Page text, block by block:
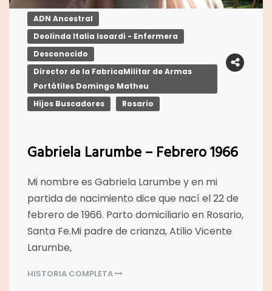
ADN Ancestral
Deolinda Italia Isoardi - Enfermera
Desconocido
Director de la FabricaMilitar de Armas
Portátiles Domingo Matheu
Hijos Buscadores
Rosario
Gabriela Larumbe – Febrero 1966
Mi nombre es Gabriela Larumbe y en mi
partida de nacimiento dice que nací el 22 de
febrero de 1966. Parto domiciliario en Rosario,
Santa Fe.Mi padre de crianza, Atilio Vicente
Larumbe,
HISTORIA COMPLETA